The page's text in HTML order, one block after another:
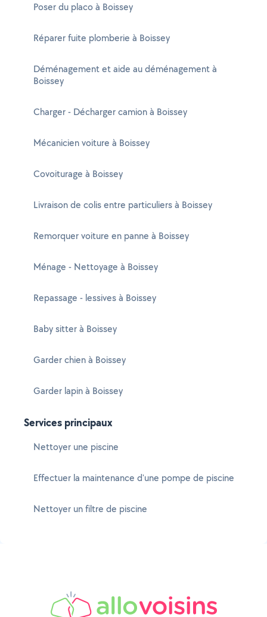
Poser du placo à Boissey
Réparer fuite plomberie à Boissey
Déménagement et aide au déménagement à
Boissey
Charger - Décharger camion à Boissey
Mécanicien voiture à Boissey
Covoiturage à Boissey
Livraison de colis entre particuliers à Boissey
Remorquer voiture en panne à Boissey
Ménage - Nettoyage à Boissey
Repassage - lessives à Boissey
Baby sitter à Boissey
Garder chien à Boissey
Garder lapin à Boissey
Services principaux
Nettoyer une piscine
Effectuer la maintenance d'une pompe de piscine
Nettoyer un filtre de piscine